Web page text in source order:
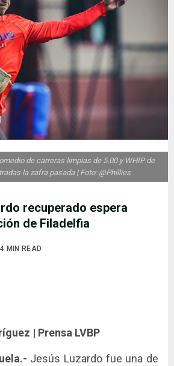
recuperado espera
de Filadelfia
4 MIN READ
de carreras limpias de 5.00 y WHIP de
la zafra pasada | Foto: @Phillies
| Prensa LVBP
Jesús Luzardo fue una de